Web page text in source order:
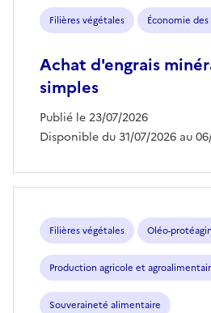
Filières végétales Économie
Achat d'engrais
simples
Publié le 23/07/2026
Disponible du 31/07/2026 au
Filières végétales Oléo-
Production agricole et
Souveraineté alimentaire